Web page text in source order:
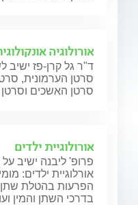
אורולוגיה
ד"ר גל קרן-פז ישיב
סרטן הערמונית,
סרטן האשכים וסרטן
אורולוגיית ילדים
פרופ' ליבנה ישיב
אורלוגיית ילדים:
הפרעות בהטלת שתן,
בדרכי השתן והמין